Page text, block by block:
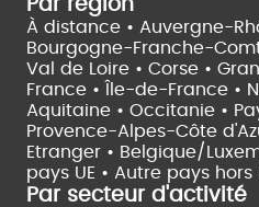
Par région
À distance • Auvergne-
Bourgogne-Franche-
Val de Loire • Corse •
France •
Île-de-France •
Aquitaine • Occitanie •
Provence-Alpes-Côte
Etranger • Belgique/
pays UE • Autre pays hors
Par secteur d'activité